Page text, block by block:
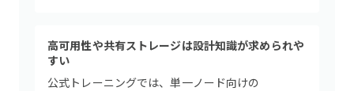
高可用性や共有ストレージは設計知識が求められや
すい
公式トレーニングでは、単一ノード向けの